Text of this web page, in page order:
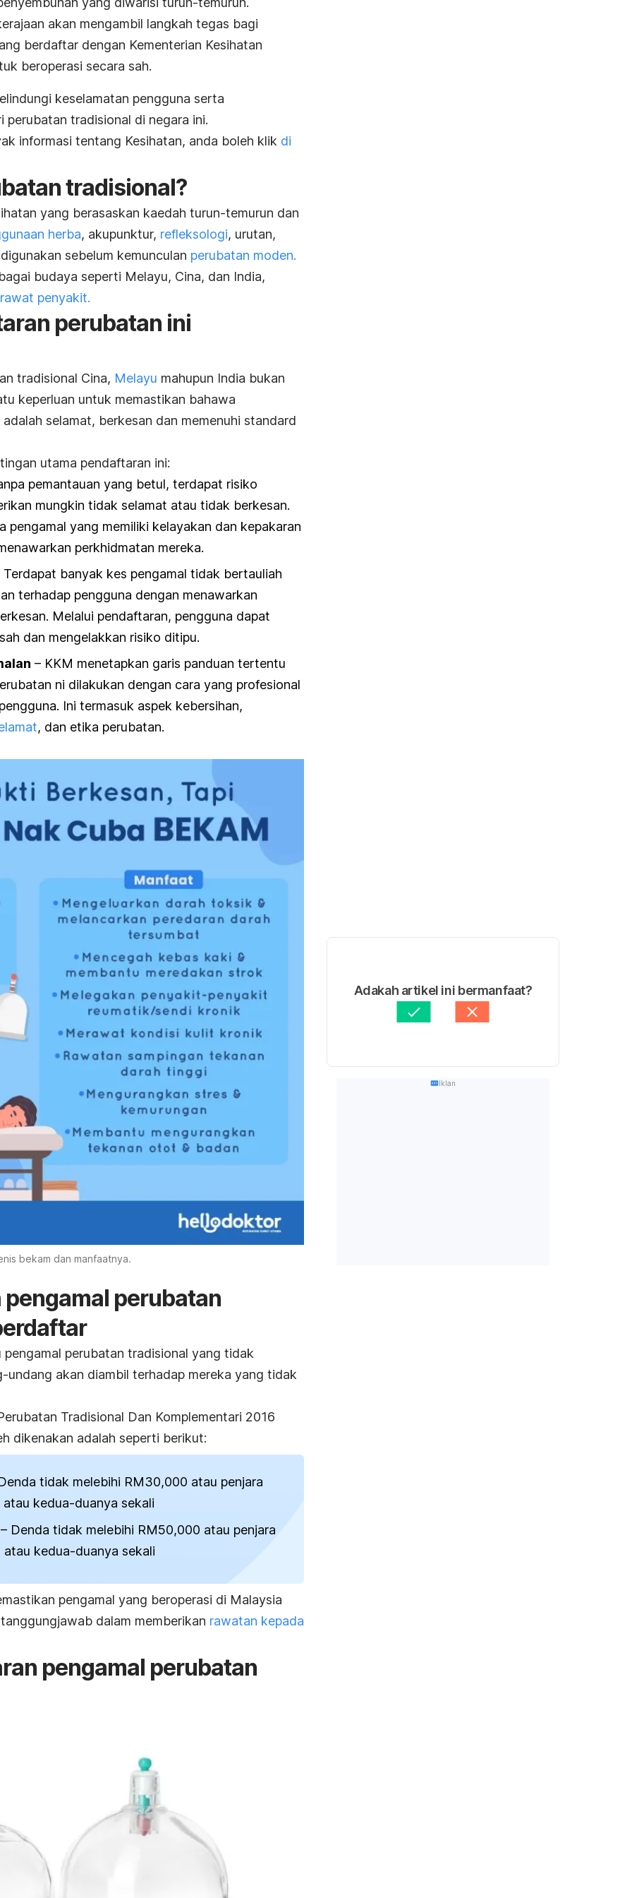
akan mengambil langkah tegas bagi
berdaftar dengan Kementerian Kesihatan
beroperasi secara sah.
keselamatan pengguna serta
tradisional di negara ini.
informasi tentang Kesihatan, anda boleh klik di
tradisional?
yang berasaskan kaedah turun-temurun dan
herba, akupunktur, refleksologi, urutan,
sebelum kemunculan perubatan moden.
budaya seperti Melayu, Cina, dan India,
penyakit.
perubatan ini
tradisional Cina, Melayu mahupun India bukan
keperluan untuk memastikan bahawa
selamat, berkesan dan memenuhi standard
utama pendaftaran ini:
pemantauan yang betul, terdapat risiko
mungkin tidak selamat atau tidak berkesan.
pengamal yang memiliki kelayakan dan kepakaran
perkhidmatan mereka.
banyak kes pengamal tidak bertauliah
terhadap pengguna dengan menawarkan
Melalui pendaftaran, pengguna dapat
dan mengelakkan risiko ditipu.
– KKM menetapkan garis panduan tertentu
ni dilakukan dengan cara yang profesional
Ini termasuk aspek kebersihan,
, dan etika perubatan.
bekam dan manfaatnya.
perubatan
pengamal perubatan tradisional yang tidak
akan diambil terhadap mereka yang tidak
Tradisional Dan Komplementari 2016
dikenakan adalah seperti berikut:
tidak melebihi RM30,000 atau penjara
kedua-duanya sekali
Denda tidak melebihi RM50,000 atau penjara
kedua-duanya sekali
pengamal yang beroperasi di Malaysia
dalam memberikan rawatan kepada
pengamal perubatan
Adakah artikel ini bermanfaat?
Iklan